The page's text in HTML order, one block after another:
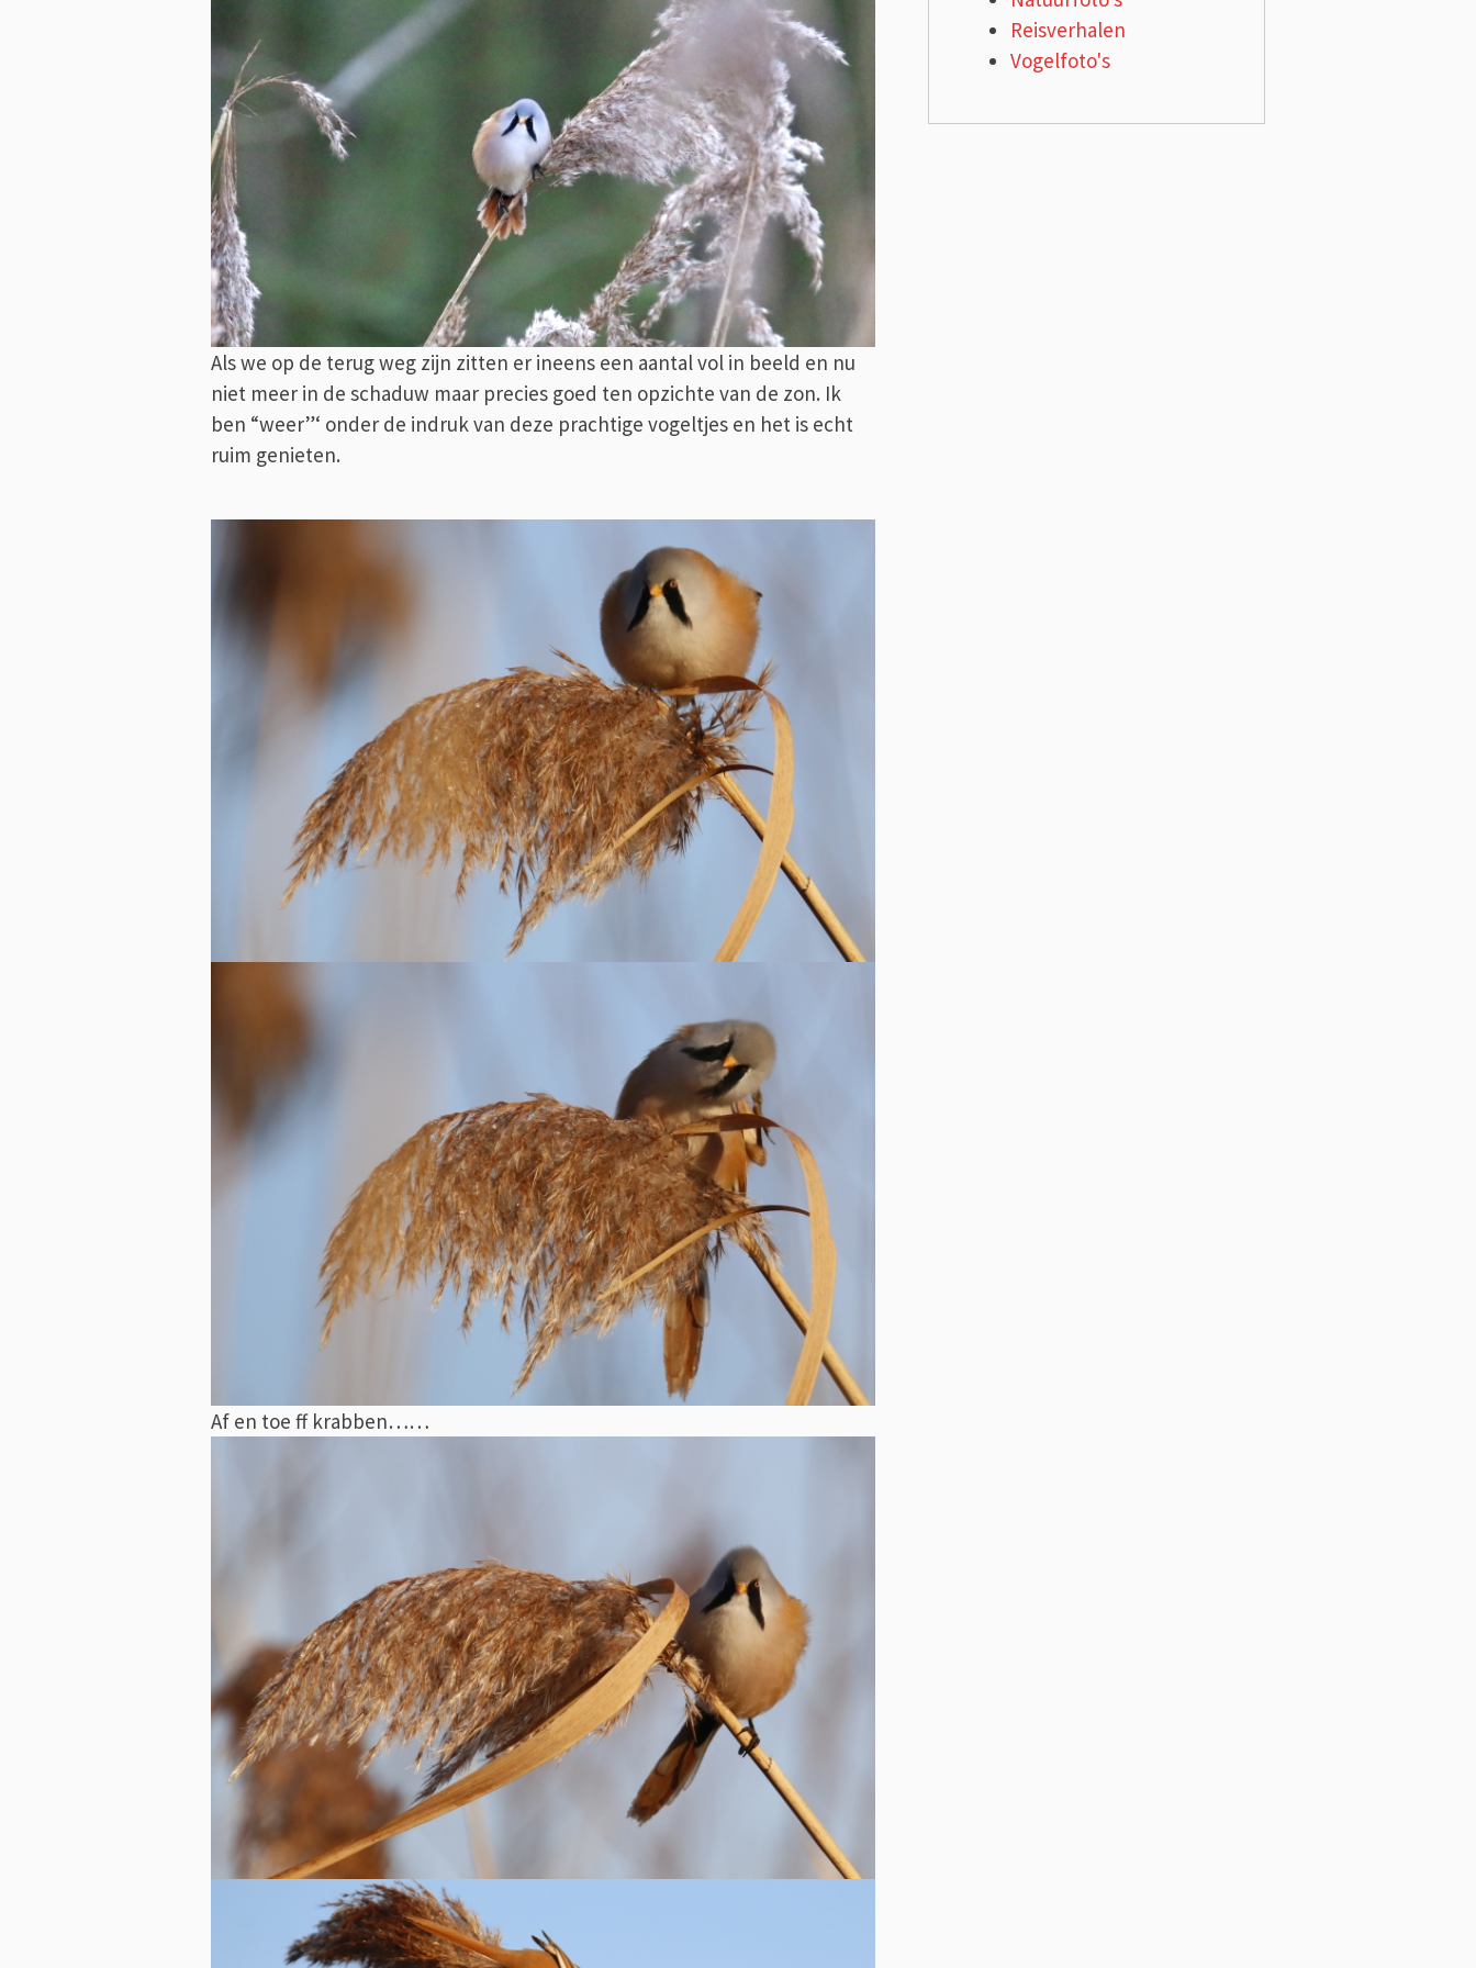
Als we op de terug weg zijn zitten er ineens een aantal vol in beeld en nu
niet meer in de schaduw maar precies goed ten opzichte van de zon. Ik
ben “weer”‘ onder de indruk van deze prachtige vogeltjes en het is echt
ruim genieten.
Af en toe ff krabben……
Reisverhalen
Vogelfoto's